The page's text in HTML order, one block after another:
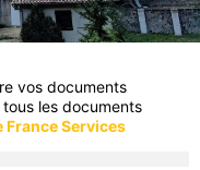
vos documents
les documents
France Services